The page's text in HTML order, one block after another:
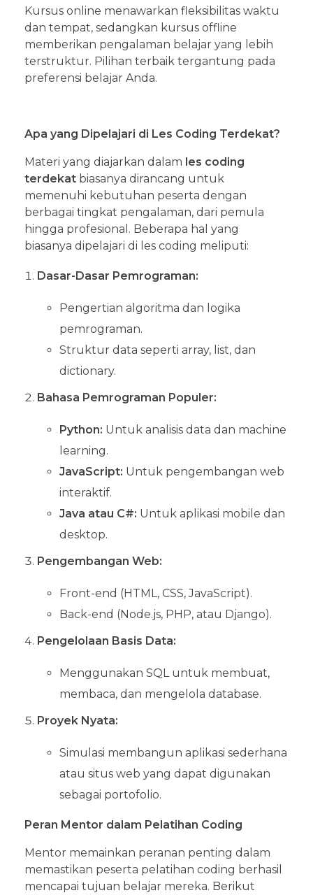
Kursus online menawarkan fleksibilitas waktu
dan tempat, sedangkan kursus offline
memberikan pengalaman belajar yang lebih
terstruktur. Pilihan terbaik tergantung pada
preferensi belajar Anda.
Apa yang Dipelajari di Les Coding Terdekat?
Materi yang diajarkan dalam les coding
terdekat biasanya dirancang untuk
memenuhi kebutuhan peserta dengan
berbagai tingkat pengalaman, dari pemula
hingga profesional. Beberapa hal yang
biasanya dipelajari di les coding meliputi:
Dasar-Dasar Pemrograman:
Pengertian algoritma dan logika
pemrograman.
Struktur data seperti array, list, dan
dictionary.
Bahasa Pemrograman Populer:
Python: Untuk analisis data dan machine
learning.
JavaScript: Untuk pengembangan web
interaktif.
Java atau C#: Untuk aplikasi mobile dan
desktop.
Pengembangan Web:
Front-end (HTML, CSS, JavaScript).
Back-end (Node.js, PHP, atau Django).
Pengelolaan Basis Data:
Menggunakan SQL untuk membuat,
membaca, dan mengelola database.
Proyek Nyata:
Simulasi membangun aplikasi sederhana
atau situs web yang dapat digunakan
sebagai portofolio.
Peran Mentor dalam Pelatihan Coding
Mentor memainkan peranan penting dalam
memastikan peserta pelatihan coding berhasil
mencapai tujuan belajar mereka. Berikut